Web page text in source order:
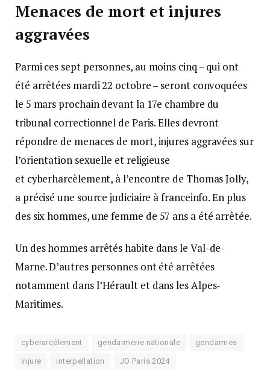
Menaces de mort et injures
aggravées
Parmi ces sept personnes, au moins cinq – qui ont
été arrêtées mardi 22 octobre – seront convoquées
le 5 mars prochain devant la 17e chambre du
tribunal correctionnel de Paris. Elles devront
répondre de menaces de mort, injures aggravées sur
l’orientation sexuelle et religieuse
et cyberharcèlement, à l’encontre de Thomas Jolly,
a précisé une source judiciaire à franceinfo. En plus
des six hommes, une femme de 57 ans a été arrêtée.
Un des hommes arrêtés habite dans le Val-de-
Marne. D’autres personnes ont été arrêtées
notamment dans l’Hérault et dans les Alpes-
Maritimes.
cyberarcélement gendarmerie nationale gendarmes
Injure interpellation JO Paris 2024